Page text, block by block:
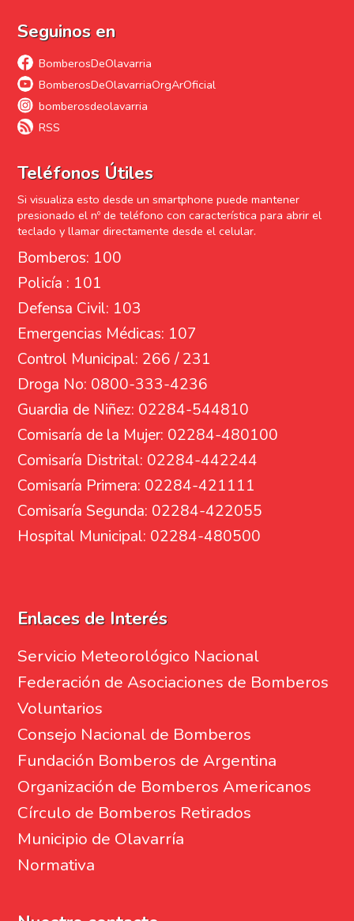
Seguinos en
BomberosDeOlavarria
BomberosDeOlavarriaOrgArOficial
bomberosdeolavarria
RSS
Teléfonos Útiles
Si visualiza esto desde un smartphone puede mantener
presionado el nº de teléfono con característica para abrir el
teclado y llamar directamente desde el celular.
Bomberos: 100
Policía : 101
Defensa Civil: 103
Emergencias Médicas: 107
Control Municipal: 266 / 231
Droga No: 0800-333-4236
Guardia de Niñez: 02284-544810
Comisaría de la Mujer: 02284-480100
Comisaría Distrital: 02284-442244
Comisaría Primera: 02284-421111
Comisaría Segunda: 02284-422055
Hospital Municipal: 02284-480500
Enlaces de Interés
Servicio Meteorológico Nacional
Federación de Asociaciones de Bomberos
Voluntarios
Consejo Nacional de Bomberos
Fundación Bomberos de Argentina
Organización de Bomberos Americanos
Círculo de Bomberos Retirados
Municipio de Olavarría
Normativa